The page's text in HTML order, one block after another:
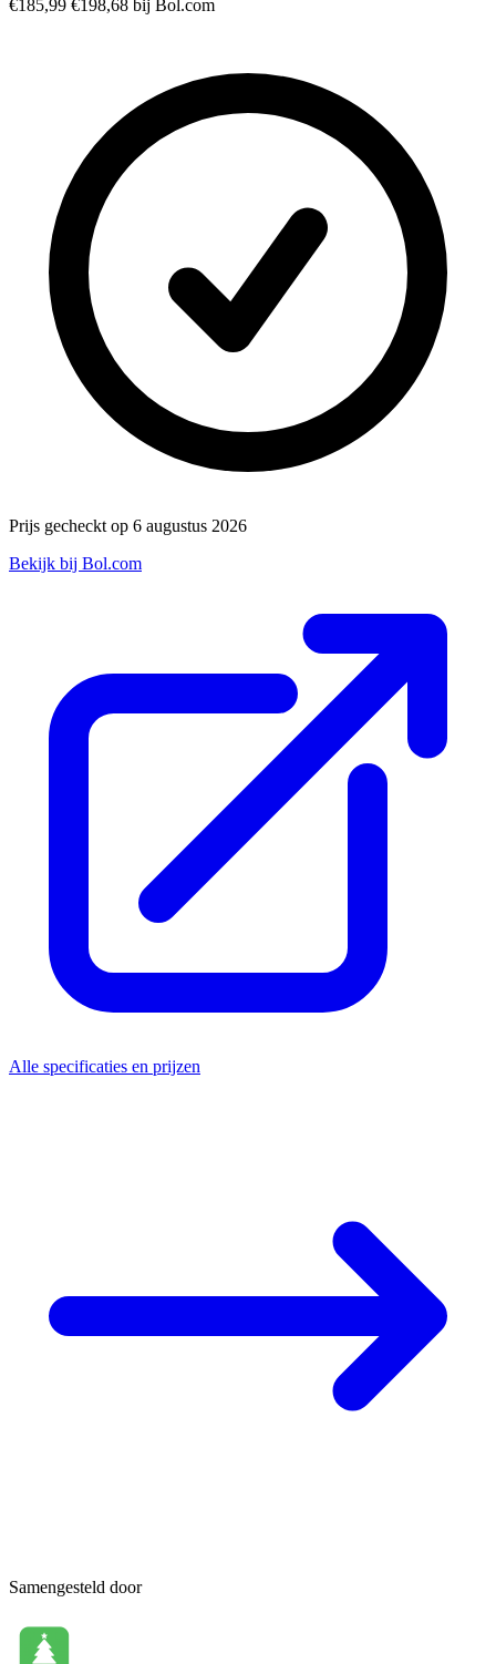
€185,99 €198,68 bij Bol.com
Prijs gecheckt op 6 augustus 2026
Bekijk bij Bol.com
Alle specificaties en prijzen
Samengesteld door